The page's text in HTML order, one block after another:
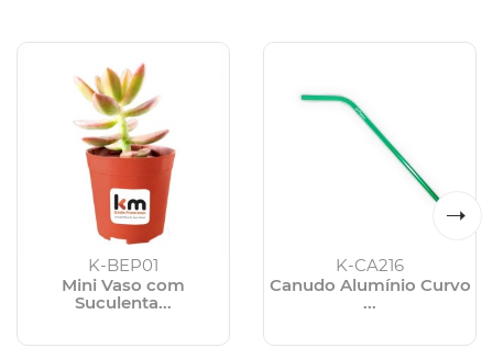
K-BEP01
Mini Vaso com
Suculenta...
K-CA216
Canudo Alumínio Curvo
...